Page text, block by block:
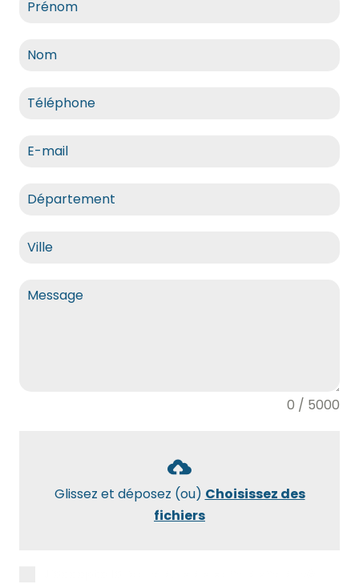
0 / 5000
Glissez et déposez (ou) Choisissez des
fichiers